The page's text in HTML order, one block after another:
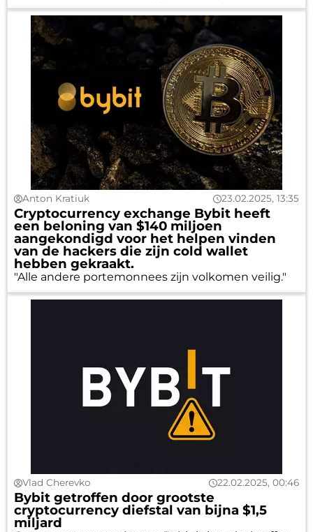
Anton Kratiuk 23.02.2025, 13:35
Cryptocurrency exchange Bybit heeft
een beloning van $140 miljoen
aangekondigd voor het helpen vinden
van de hackers die zijn cold wallet
hebben gekraakt.
"Alle andere portemonnees zijn volkomen veilig."
Vlad Cherevko 22.02.2025, 00:46
Bybit getroffen door grootste
cryptocurrency diefstal van bijna $1,5
miljard